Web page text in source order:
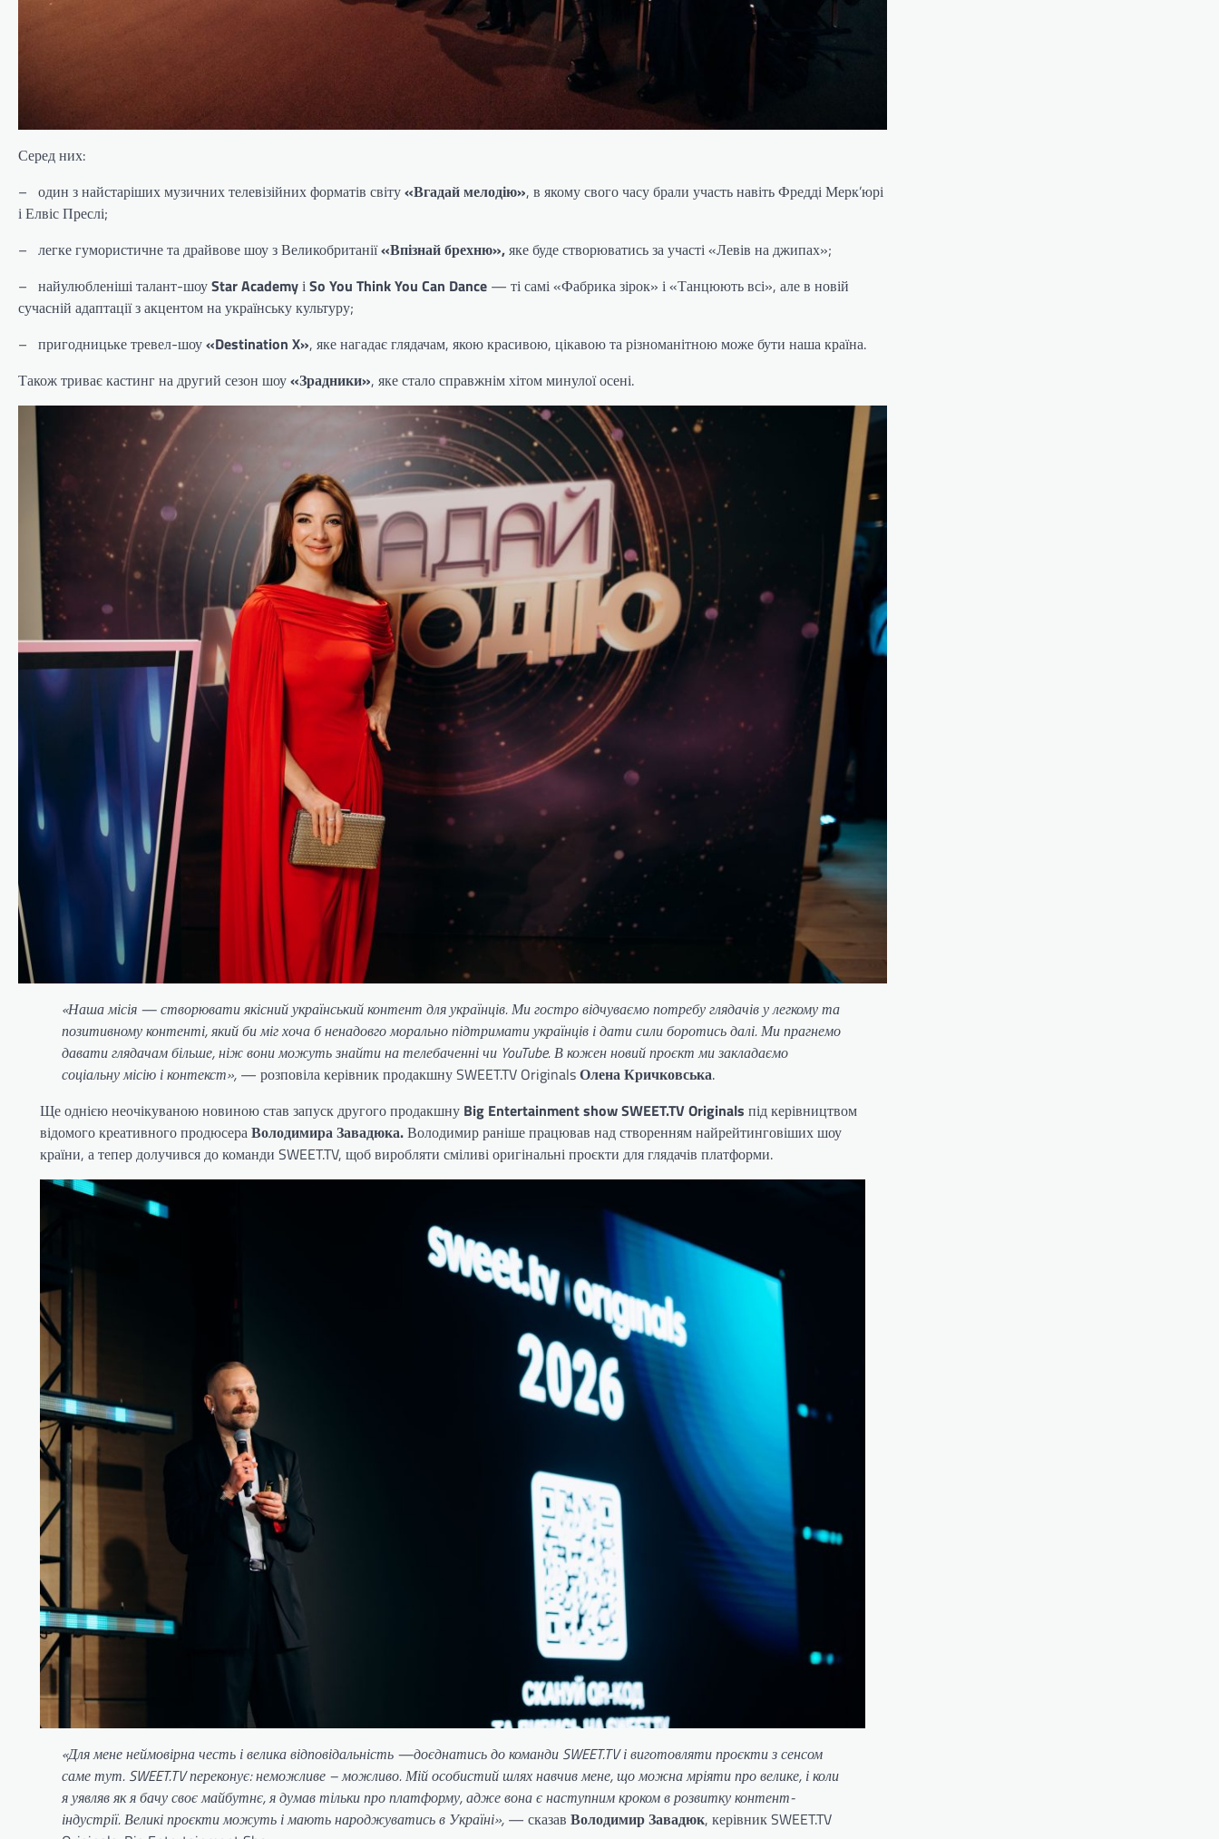
Серед них:
– один з найстаріших музичних телевізійних форматів світу«Вгадай мелодію», в якому свого часу брали участь навіть Фредді Мерк’юрі
і Елвіс Преслі;
– легке гумористичне та драйвове шоу з Великобританії«Впізнай брехню»,яке буде створюватись за участі «Левів на джипах»;
– найулюбленіші талант-шоуStar AcademyіSo You Think You Can Dance — ті самі «Фабрика зірок» і «Танцюють всі», але в новій
сучасній адаптації з акцентом на українську культуру;
– пригодницьке тревел-шоу«Destination X», яке нагадає глядачам, якою красивою, цікавою та різноманітною може бути наша країна.
Також триває кастинг на другий сезон шоу«Зрадники», яке стало справжнім хітом минулої осені.
«Наша місія — створювати якісний український контент для українців. Ми гостро відчуваємо потребу глядачів у легкому та
позитивному контенті, який би міг хоча б ненадовго морально підтримати українців і дати сили боротись далі. Ми прагнемо
давати глядачам більше, ніж вони можуть знайти на телебаченні чи YouTube. В кожен новий проєкт ми закладаємо
соціальну місію і контекст», — розповіла керівник продакшну SWEET.TV OriginalsОлена Кричковська.
Ще однією неочікуваною новиною став запуск другого продакшну Big Entertainment show SWEET.TV Originals під керівництвом
відомого креативного продюсераВолодимира Завадюка.Володимир раніше працював над створенням найрейтинговіших шоу
країни, а тепер долучився до команди SWEET.TV, щоб виробляти сміливі оригінальні проєкти для глядачів платформи.
«Для мене неймовірна честь і велика відповідальність —доєднатись до команди SWEET.TV і виготовляти проєкти з сенсом
саме тут. SWEET.TV переконує: неможливе – можливо. Мій особистий шлях навчив мене, що можна мріяти про велике, і коли
я уявляв як я бачу своє майбутнє, я думав тільки про платформу, адже вона є наступним кроком в розвитку контент-
індустрії. Великі проєкти можуть і мають народжуватись в Україні», — сказав Володимир Завадюк, керівник SWEET.TV